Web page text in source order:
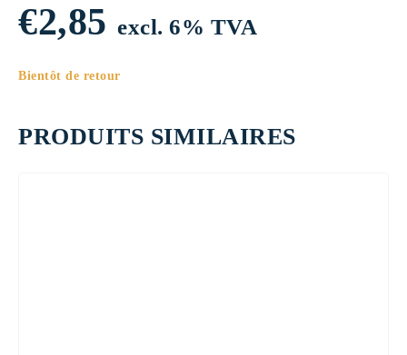
€2,85 excl. 6% TVA
Bientôt de retour
PRODUITS SIMILAIRES